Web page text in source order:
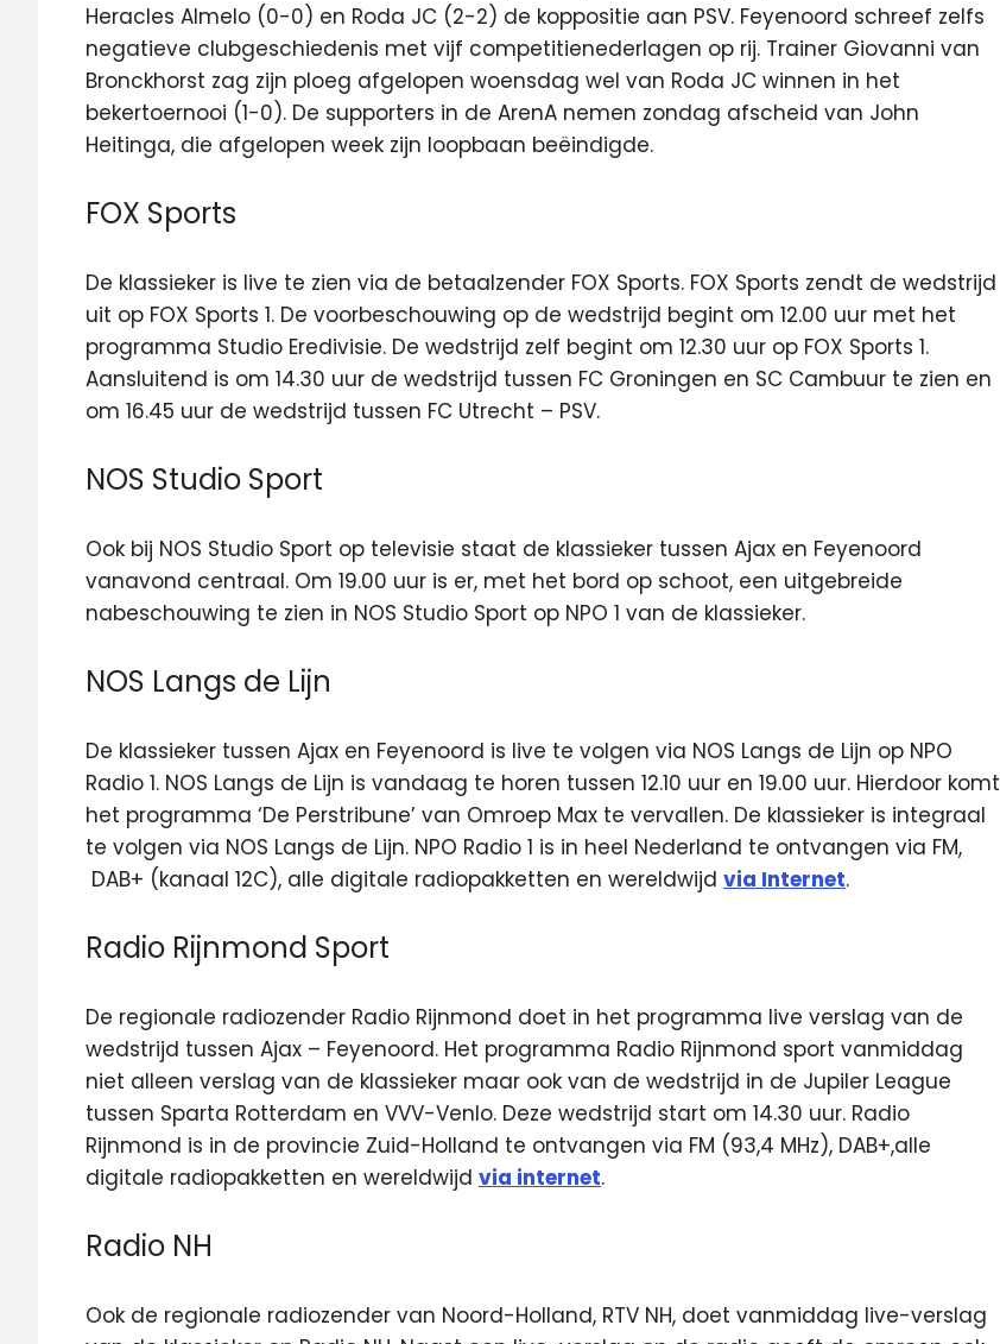
Heracles Almelo (0-0) en Roda JC (2-2) de koppositie aan PSV. Feyenoord schreef zelfs
negatieve clubgeschiedenis met vijf competitienederlagen op rij. Trainer Giovanni van
Bronckhorst zag zijn ploeg afgelopen woensdag wel van Roda JC winnen in het
bekertoernooi (1-0). De supporters in de ArenA nemen zondag afscheid van John
Heitinga, die afgelopen week zijn loopbaan beëindigde.
FOX Sports
De klassieker is live te zien via de betaalzender FOX Sports. FOX Sports zendt de wedstrijd
uit op FOX Sports 1. De voorbeschouwing op de wedstrijd begint om 12.00 uur met het
programma Studio Eredivisie. De wedstrijd zelf begint om 12.30 uur op FOX Sports 1.
Aansluitend is om 14.30 uur de wedstrijd tussen FC Groningen en SC Cambuur te zien en
om 16.45 uur de wedstrijd tussen FC Utrecht – PSV.
NOS Studio Sport
Ook bij NOS Studio Sport op televisie staat de klassieker tussen Ajax en Feyenoord
vanavond centraal. Om 19.00 uur is er, met het bord op schoot, een uitgebreide
nabeschouwing te zien in NOS Studio Sport op NPO 1 van de klassieker.
NOS Langs de Lijn
De klassieker tussen Ajax en Feyenoord is live te volgen via NOS Langs de Lijn op NPO
Radio 1. NOS Langs de Lijn is vandaag te horen tussen 12.10 uur en 19.00 uur. Hierdoor komt
het programma ‘De Perstribune’ van Omroep Max te vervallen. De klassieker is integraal
te volgen via NOS Langs de Lijn. NPO Radio 1 is in heel Nederland te ontvangen via FM,
DAB+ (kanaal 12C), alle digitale radiopakketten en wereldwijd via Internet.
Radio Rijnmond Sport
De regionale radiozender Radio Rijnmond doet in het programma live verslag van de
wedstrijd tussen Ajax – Feyenoord. Het programma Radio Rijnmond sport vanmiddag
niet alleen verslag van de klassieker maar ook van de wedstrijd in de Jupiler League
tussen Sparta Rotterdam en VVV-Venlo. Deze wedstrijd start om 14.30 uur. Radio
Rijnmond is in de provincie Zuid-Holland te ontvangen via FM (93,4 MHz), DAB+,alle
digitale radiopakketten en wereldwijd via internet.
Radio NH
Ook de regionale radiozender van Noord-Holland, RTV NH, doet vanmiddag live-verslag